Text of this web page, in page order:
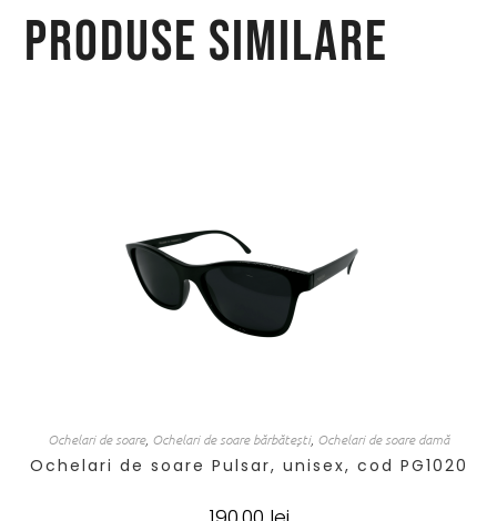
Produse similare
Ochelari de soare, Ochelari de soare bărbătești, Ochelari de soare damă
Ochelari de soare Pulsar, unisex, cod PG1020